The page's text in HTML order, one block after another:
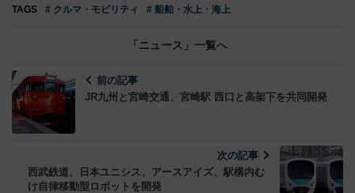
TAGS # クルマ・モビリティ # 船舶・水上・海上
「ニュース」一覧へ
前の記事
JR九州と宮崎交通、宮崎駅 西口と高架下を共同開発
次の記事
西武鉄道、日本ユニシス、アースアイズ、駅構内む
け自律移動型ロボットを開発